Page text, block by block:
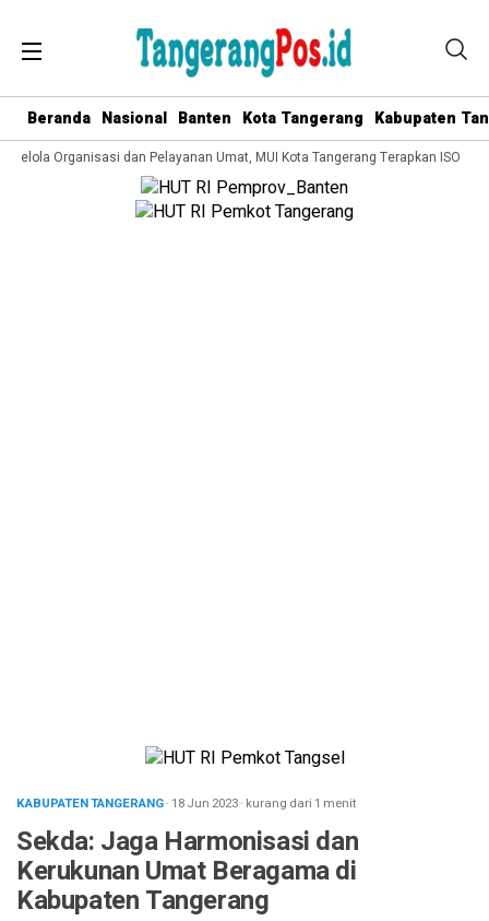
Beranda Nasional Banten Kota Tangerang Kabupaten
Organisasi dan Pelayanan Umat, MUI Kota Tangerang Terapkan ISO
KABUPATEN TANGERANG· 18 Jun 2023· kurang dari 1 menit
Sekda: Jaga Harmonisasi dan
Kerukunan Umat Beragama di
Kabupaten Tangerang